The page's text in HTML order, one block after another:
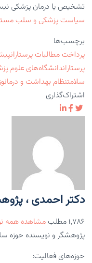
تشخیص یا درمان پزشکی
سیاست پزشکی و سلب
برچسب‌ها
پرداخت مطالبات پرستاران
پرستاراندانشگاه‌های علوم
سلامتنظام بهداشت و درمان
اشتراک‌گذاری
دکتر احمدی ،
۱,۷۸۶ مطلب
مشاهده همه
پژوهشگر و نویسنده حوزه
حوزه‌های فعالیت: